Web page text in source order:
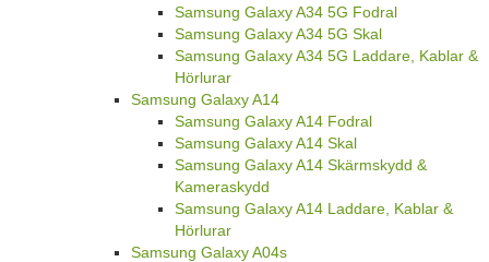
Samsung Galaxy A34 5G Fodral
Samsung Galaxy A34 5G Skal
Samsung Galaxy A34 5G Laddare, Kablar &
Hörlurar
Samsung Galaxy A14
Samsung Galaxy A14 Fodral
Samsung Galaxy A14 Skal
Samsung Galaxy A14 Skärmskydd &
Kameraskydd
Samsung Galaxy A14 Laddare, Kablar &
Hörlurar
Samsung Galaxy A04s